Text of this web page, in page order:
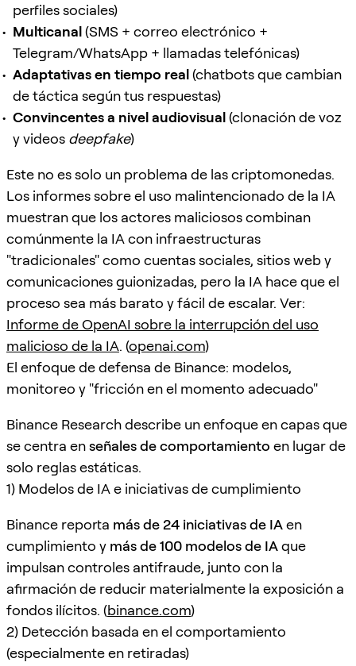
perfiles sociales)
Multicanal(SMS + correo electrónico +
Telegram/WhatsApp + llamadas telefónicas)
Adaptativas en tiempo real(chatbots que cambian
de táctica según tus respuestas)
Convincentes a nivel audiovisual(clonación de voz
y videos deepfake)
Este no es solo un problema de las criptomonedas.
Los informes sobre el uso malintencionado de la IA
muestran que los actores maliciosos combinan
comúnmente la IA con infraestructuras
"tradicionales" como cuentas sociales, sitios web y
comunicaciones guionizadas, pero la IA hace que el
proceso sea más barato y fácil de escalar. Ver:
Informe de OpenAI sobre la interrupción del uso
malicioso de la IA. (openai.com)
El enfoque de defensa de Binance: modelos,
monitoreo y "fricción en el momento adecuado"
Binance Research describe un enfoque en capas que
se centra enseñales de comportamiento en lugar de
solo reglas estáticas.
1) Modelos de IA e iniciativas de cumplimiento
Binance reporta más de 24 iniciativas de IAen
cumplimiento y más de 100 modelos de IAque
impulsan controles antifraude, junto con la
afirmación de reducir materialmente la exposición a
fondos ilícitos. (binance.com)
2) Detección basada en el comportamiento
(especialmente en retiradas)